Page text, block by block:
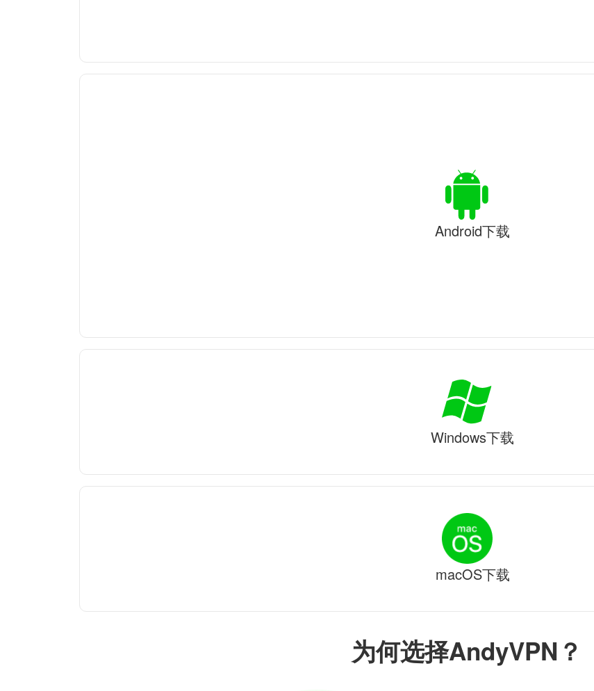
为何选择AndyVPN？
Android下载
Windows下载
macOS下载